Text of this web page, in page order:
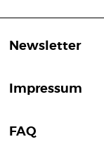
Newsletter
Impressum
FAQ